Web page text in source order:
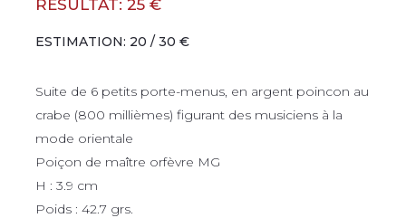
RÉSULTAT: 25 €
ESTIMATION: 20 / 30 €
Suite de 6 petits porte-menus, en argent poincon au
crabe (800 millièmes) figurant des musiciens à la
mode orientale
Poiçon de maître orfèvre MG
H : 3.9 cm
Poids : 42.7 grs.